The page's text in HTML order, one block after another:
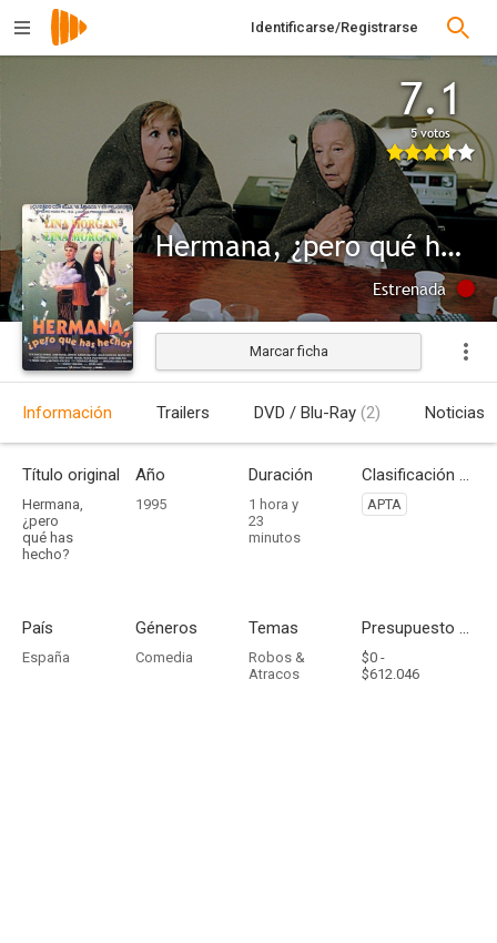
Identificarse/Registrarse
7.1
5 votos
Hermana, ¿pero qué has hecho?
Estrenada
Marcar ficha
Información Trailers DVD / Blu-Ray (2) Noticias
Título original
Hermana,
¿pero
qué has
hecho?
Año
1995
Duración
1 hora y
23
minutos
Clasificación por edades
APTA
País
España
Géneros
Comedia
Temas
Robos &
Atracos
Presupuesto - Ingresos
$0 -
$612.046